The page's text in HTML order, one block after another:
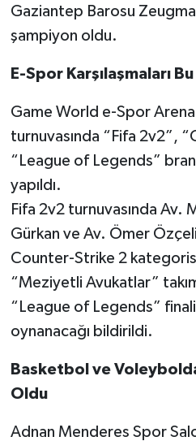
Gaziantep Barosu
şampiyon oldu.
E-Spor Karşılaşmaları
Game World e-Spor
turnuvasında “Fifa 2v2”,
“League of Legends”
yapıldı.
Fifa 2v2 turnuvasında Av.
Gürkan ve Av. Ömer
Counter-Strike 2
“Meziyetli Avukatlar”
“League of Legends”
oynanacağı bildirildi.
Basketbol ve
Oldu
Adnan Menderes Spor